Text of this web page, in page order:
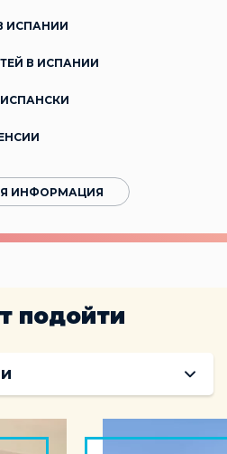
ИСПАНИИ
В ИСПАНИИ
ИНФОРМАЦИЯ
подойти